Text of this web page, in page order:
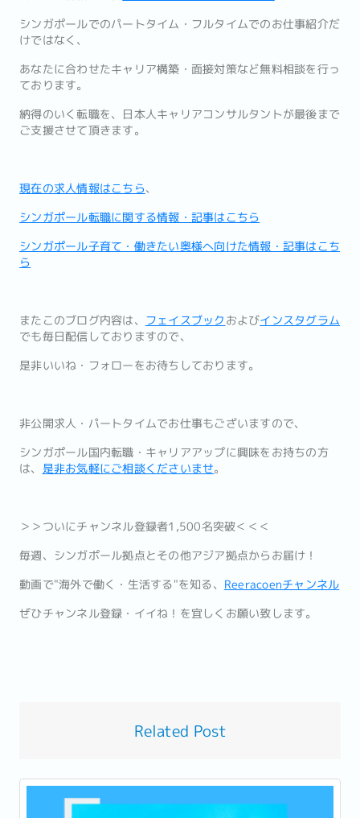
シンガポールでのパートタイム・フルタイムでのお仕事紹介だ
けではなく、
あなたに合わせたキャリア構築・面接対策など無料相談を行っ
ております。
納得のいく転職を、日本人キャリアコンサルタントが最後まで
ご支援させて頂きます。
現在の求人情報はこちら、
シンガポール転職に関する情報・記事はこちら
シンガポール子育て・働きたい奥様へ向けた情報・記事はこち
ら
またこのブログ内容は、 フェイスブック およびインスタグラム
でも毎日配信しておりますので、
是非いいね・フォローをお待ちしております。
非公開求人・パートタイムでお仕事もございますので、
シンガポール国内転職・キャリアアップに興味をお持ちの方
は、 是非お気軽にご相談くださいませ。
＞＞ついにチャンネル登録者1,500名突破＜＜＜
毎週、シンガポール拠点とその他アジア拠点からお届け！
動画で"海外で働く・生活する"を知る、 Reeracoenチャンネル
ぜひチャンネル登録・イイね！を宜しくお願い致します。
Related Post